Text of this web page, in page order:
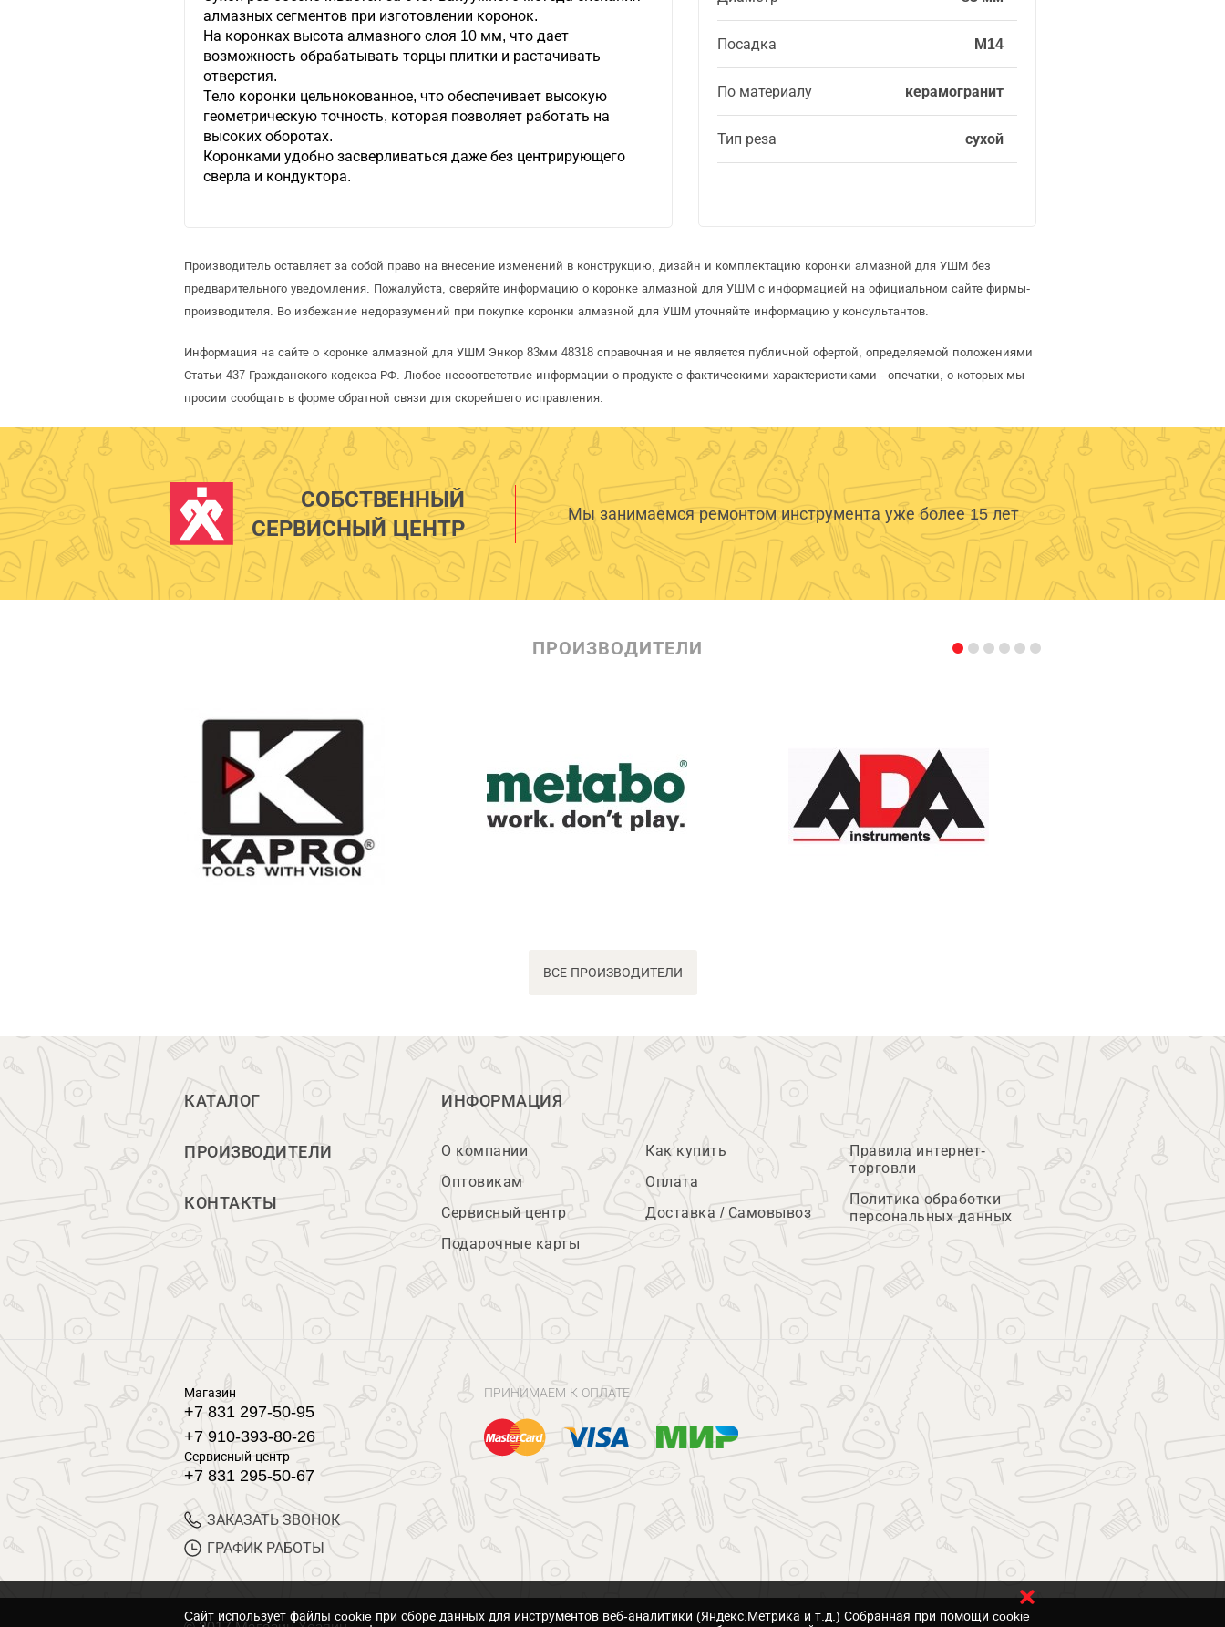
Посадка М14
По материалу керамогранит
Тип реза сухой
алмазных сегментов при изготовлении коронок.
На коронках высота алмазного слоя 10 мм, что дает
возможность обрабатывать торцы плитки и растачивать
отверстия.
Тело коронки цельнокованное, что обеспечивает высокую
геометрическую точность, которая позволяет работать на
высоких оборотах.
Коронками удобно засверливаться даже без центрирующего
сверла и кондуктора.
Производитель оставляет за собой право на внесение изменений в конструкцию, дизайн и комплектацию коронки алмазной для УШМ без
предварительного уведомления. Пожалуйста, сверяйте информацию о коронке алмазной для УШМ с информацией на официальном сайте фирмы-
производителя. Во избежание недоразумений при покупке коронки алмазной для УШМ уточняйте информацию у консультантов.
Информация на сайте о коронке алмазной для УШМ Энкор 83мм 48318 справочная и не является публичной офертой, определяемой положениями
Статьи 437 Гражданского кодекса РФ. Любое несоответствие информации о продукте с фактическими характеристиками - опечатки, о которых мы
просим сообщать в форме обратной связи для скорейшего исправления.
СОБСТВЕННЫЙ
СЕРВИСНЫЙ ЦЕНТР
Мы занимаемся ремонтом инструмента уже более 15 лет
ПРОИЗВОДИТЕЛИ
ВСЕ ПРОИЗВОДИТЕЛИ
КАТАЛОГ
ПРОИЗВОДИТЕЛИ
КОНТАКТЫ
ИНФОРМАЦИЯ
О компании
Оптовикам
Сервисный центр
Подарочные карты
Как купить
Оплата
Доставка / Самовывоз
Правила интернет-
торговли
Политика обработки
персональных данных
Магазин
+7 831 297-50-95
+7 910-393-80-26
Сервисный центр
+7 831 295-50-67
ЗАКАЗАТЬ ЗВОНОК
ГРАФИК РАБОТЫ
ПРИНИМАЕМ К ОПЛАТЕ
Cайт использует файлы cookie при сборе данных для инструментов веб-аналитики (Яндекс.Метрика и т.д.) Собранная при помощи cookie